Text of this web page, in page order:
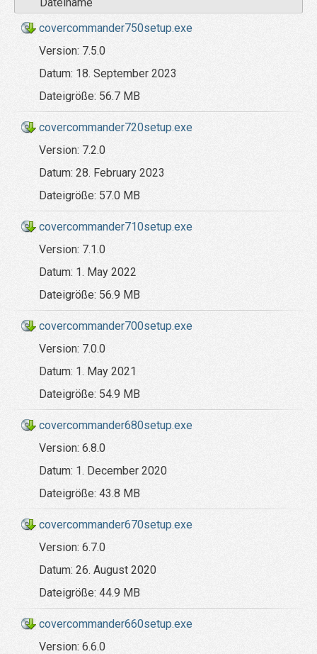
covercommander750setup.exe
Version: 7.5.0
Datum: 18. September 2023
Dateigröße: 56.7 MB
covercommander720setup.exe
Version: 7.2.0
Datum: 28. February 2023
Dateigröße: 57.0 MB
covercommander710setup.exe
Version: 7.1.0
Datum: 1. May 2022
Dateigröße: 56.9 MB
covercommander700setup.exe
Version: 7.0.0
Datum: 1. May 2021
Dateigröße: 54.9 MB
covercommander680setup.exe
Version: 6.8.0
Datum: 1. December 2020
Dateigröße: 43.8 MB
covercommander670setup.exe
Version: 6.7.0
Datum: 26. August 2020
Dateigröße: 44.9 MB
covercommander660setup.exe
Version: 6.6.0